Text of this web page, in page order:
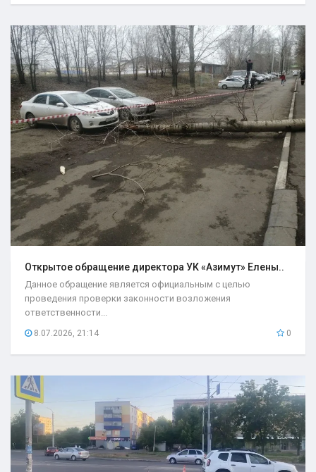
Открытое обращение директора УК «Азимут» Елены..
Данное обращение является официальным с целью
проведения проверки законности возложения
ответственности...
8.07.2026, 21:14 0